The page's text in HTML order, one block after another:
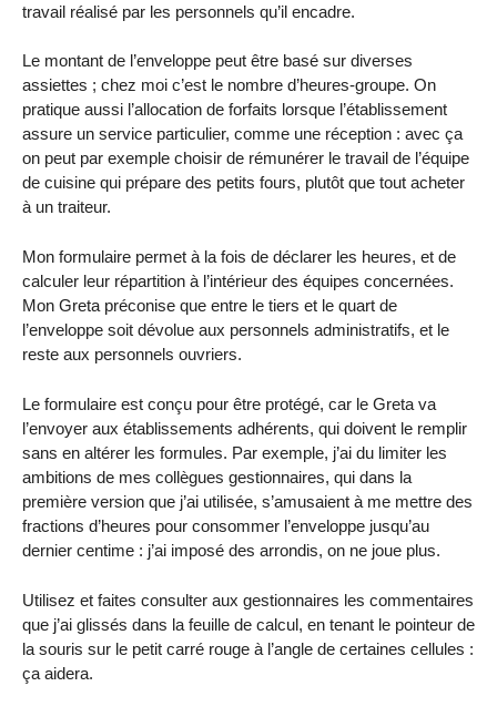
travail réalisé par les personnels qu’il encadre.
Le montant de l’enveloppe peut être basé sur diverses
assiettes ; chez moi c’est le nombre d’heures-groupe. On
pratique aussi l’allocation de forfaits lorsque l’établissement
assure un service particulier, comme une réception : avec ça
on peut par exemple choisir de rémunérer le travail de l’équipe
de cuisine qui prépare des petits fours, plutôt que tout acheter
à un traiteur.
Mon formulaire permet à la fois de déclarer les heures, et de
calculer leur répartition à l’intérieur des équipes concernées.
Mon Greta préconise que entre le tiers et le quart de
l’enveloppe soit dévolue aux personnels administratifs, et le
reste aux personnels ouvriers.
Le formulaire est conçu pour être protégé, car le Greta va
l’envoyer aux établissements adhérents, qui doivent le remplir
sans en altérer les formules. Par exemple, j’ai du limiter les
ambitions de mes collègues gestionnaires, qui dans la
première version que j’ai utilisée, s’amusaient à me mettre des
fractions d’heures pour consommer l’enveloppe jusqu’au
dernier centime : j’ai imposé des arrondis, on ne joue plus.
Utilisez et faites consulter aux gestionnaires les commentaires
que j’ai glissés dans la feuille de calcul, en tenant le pointeur de
la souris sur le petit carré rouge à l’angle de certaines cellules :
ça aidera.